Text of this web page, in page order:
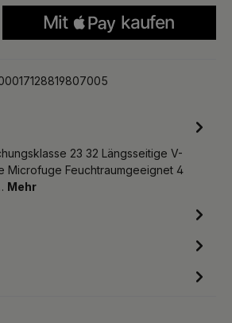
23 32 Längsseitige V-
Microfuge Feuchtraumgeeignet 4
Mehr